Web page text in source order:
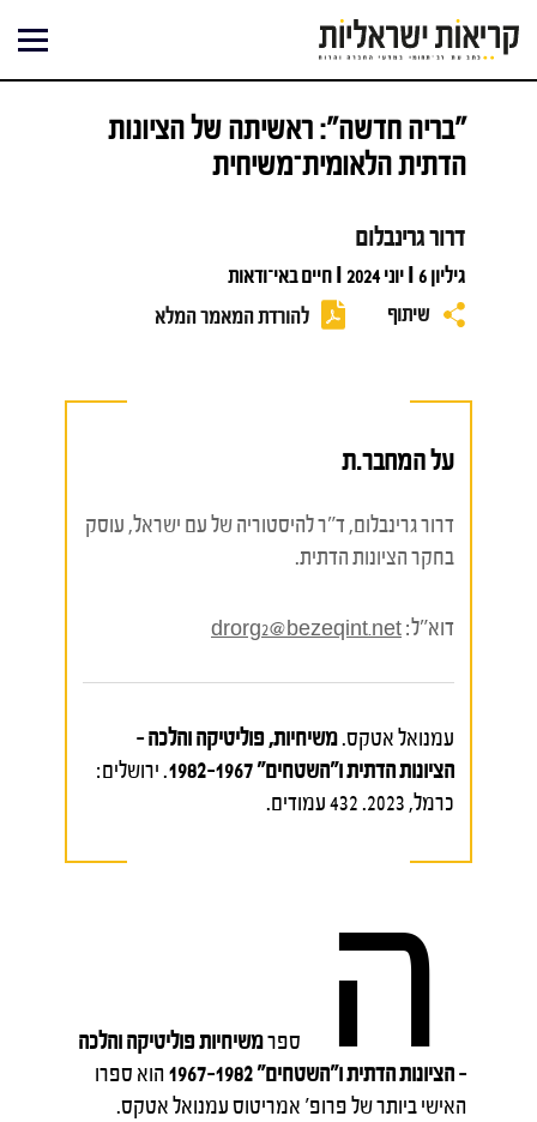
לתוכן
"בריה חדשה": ראשיתה של הציונות
הדתית הלאומית־משיחית
דרור גרינבלום
גיליון 6 I יוני 2024 I חיים באי־ודאות
להורדת המאמר המלא
שיתוף
על המחבר.ת
דרור גרינבלום, ד"ר להיסטוריה של עם ישראל, עוסק
בחקר הציונות הדתית.
דוא"ל: drorg2@bezeqint.net
עמנואל אטקס.משיחיות, פוליטיקה והלכה –
הציונות הדתית ו"השטחים" 1967–1982
. ירושלים:
כרמל, 2023. 432 עמודים.
ה ספרמשיחיות פוליטיקה והלכה
– הציונות הדתית ו"השטחים" 1967-1982
הוא ספרו
האישי ביותר של פרופ' אמריטוס עמנואל אטקס.